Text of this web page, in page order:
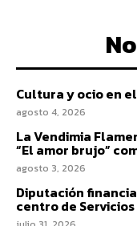
Cultura y ocio en
agosto 4, 2026
La Vendimia
“El amor brujo”
agosto 3, 2026
Diputación
centro de